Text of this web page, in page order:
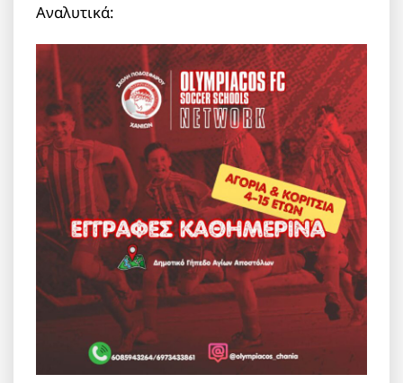
Αναλυτικά: